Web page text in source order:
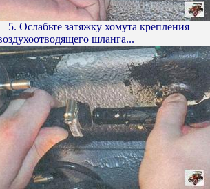
5. Ослабьте затяжку хомута крепления
шланга...